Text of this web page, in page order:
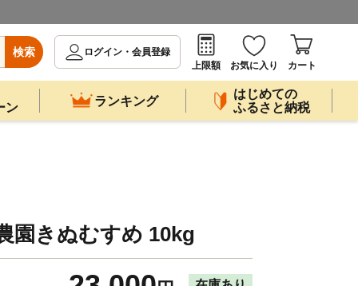
検索
ログイン・会員登録
上限額
お気に入り カート
ン ランキング
はじめての
ふるさと納税
園きぬむすめ 10kg